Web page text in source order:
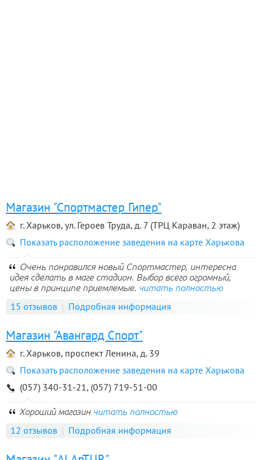
Магазин "Спортмастер Гипер"
г. Харьков, ул. Героев Труда, д. 7 (ТРЦ Караван, 2 этаж)
Показать расположение заведения на карте Харькова
Очень понравился новый Спортмастер, интересна
идея сделать в маге стадион. Выбор всего огромный,
цены в принципе приемлемые. читать полностью
15 отзывов Подробная информация
Магазин "Авангард Спорт"
г. Харьков, проспект Ленина, д. 39
Показать расположение заведения на карте Харькова
(057) 340-31-21, (057) 719-51-00
Хороший магазин читать полностью
12 отзывов Подробная информация